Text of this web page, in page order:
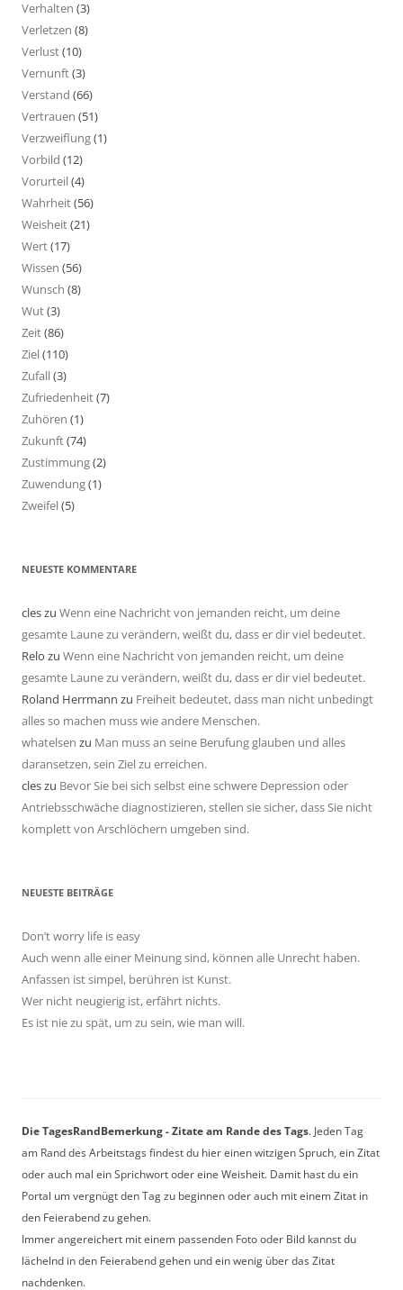
Verhalten (3)
Verletzen (8)
Verlust(10)
Vernunft(3)
Verstand (66)
Vertrauen (51)
Verzweiflung(1)
Vorbild (12)
Vorurteil(4)
Wahrheit(56)
Weisheit(21)
Wert(17)
Wissen (56)
Wunsch (8)
Wut(3)
Zeit(86)
Ziel(110)
Zufall(3)
Zufriedenheit(7)
Zuhören (1)
Zukunft(74)
Zustimmung(2)
Zuwendung(1)
Zweifel(5)
NEUESTE KOMMENTARE
cleszu Wenn eine Nachricht von jemanden reicht, um deine
gesamte Laune zu verändern, weißt du, dass er dir viel bedeutet.
Relo zu Wenn eine Nachricht von jemanden reicht, um deine
gesamte Laune zu verändern, weißt du, dass er dir viel bedeutet.
Roland Herrmann zu Freiheit bedeutet, dass man nicht unbedingt
alles so machen muss wie andere Menschen.
whatelsen zu Man muss an seine Berufung glauben und alles
daransetzen, sein Ziel zu erreichen.
cleszu Bevor Sie bei sich selbst eine schwere Depression oder
Antriebsschwäche diagnostizieren, stellen sie sicher, dass Sie nicht
komplett von Arschlöchern umgeben sind.
NEUESTE BEITRÄGE
Don’t worry life is easy
Auch wenn alle einer Meinung sind, können alle Unrecht haben.
Anfassen ist simpel, berühren ist Kunst.
Wer nicht neugierig ist, erfährt nichts.
Es ist nie zu spät, um zu sein, wie man will.
Die TagesRandBemerkung - Zitate am Rande des Tags. Jeden Tag
am Rand des Arbeitstags findest du hier einen witzigen Spruch, ein Zitat
oder auch mal ein Sprichwort oder eine Weisheit. Damit hast du ein
Portal um vergnügt den Tag zu beginnen oder auch mit einem Zitat in
den Feierabend zu gehen.
Immer angereichert mit einem passenden Foto oder Bild kannst du
lächelnd in den Feierabend gehen und ein wenig über das Zitat
nachdenken.